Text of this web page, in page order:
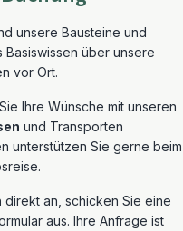
unsere Bausteine und
über unsere
vor Ort.
Ihre Wünsche mit unseren
und Transporten
unterstützen Sie gerne beim
direkt an, schicken Sie eine
aus. Ihre Anfrage ist